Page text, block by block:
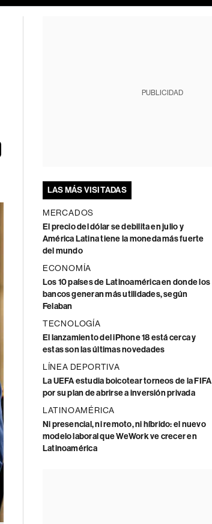
PUBLICIDAD
LAS MÁS VISITADAS
MERCADOS
El precio del dólar se debilita en julio y
América Latina tiene la moneda más fuerte
del mundo
ECONOMÍA
Los 10 países de Latinoamérica en donde los
bancos generan más utilidades, según
Felaban
TECNOLOGÍA
El lanzamiento del iPhone 18 está cerca y
estas son las últimas novedades
LÍNEA DEPORTIVA
La UEFA estudia boicotear torneos de la FIFA
por su plan de abrirse a inversión privada
LATINOAMÉRICA
Ni presencial, ni remoto, ni híbrido: el nuevo
modelo laboral que WeWork ve crecer en
Latinoamérica